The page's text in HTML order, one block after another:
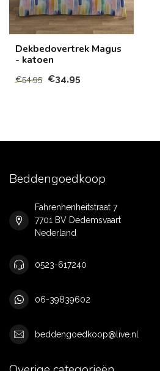
Dekbedovertrek Magus
- katoen
€54,95 €34,95
Beddengoedkoop
Fahrenhenheitstraat 7
7701 BV Dedemsvaart
Nederland
0523-617240
06-39839602
beddengoedkoop@live.nl